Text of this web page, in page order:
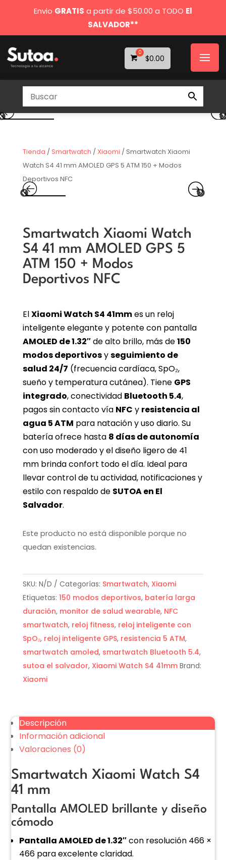
Envio GRATIS a partir de $50.00 a TODO El
SALVADOR**
$0.00
Tienda /Smartwatch /Xiaomi / Smartwatch Xiaomi
Watch S4 41 mm AMOLED GPS 5 ATM 150 + Modos
Deportivos NFC
Smartwatch Xiaomi Watch
S4 41 mm AMOLED GPS 5
ATM 150 + Modos
Deportivos NFC
ElXiaomi Watch S4 41mmes un reloj
inteligente elegante y potente con pantalla
AMOLED de 1.32″de alto brillo, más de150
modos deportivosyseguimiento de
salud 24/7 (frecuencia cardíaca, SpO₂,
sueño y temperatura cutánea). Tiene GPS
integrado, conectividad Bluetooth 5.4,
pagos sin contacto vía NFC y resistencia al
agua 5 ATM para natación y uso diario. Su
batería ofrece hasta 8 días de autonomía
con uso moderado y el diseño ligero de 41
mm brinda confort todo el día. Ideal para
llevar control de tu actividad, notificaciones y
estilo con respaldo de SUTOA en El
Salvador.
Este producto no está disponible porque no
quedan existencias.
SKU: N/D Categorías: Smartwatch, Xiaomi
Etiquetas: 150 modos deportivos, batería larga
duración, monitor de salud wearable, NFC
smartwatch, reloj fitness, reloj inteligente con
SpO₂, reloj inteligente GPS, resistencia 5 ATM,
smartwatch amoled, smartwatch Bluetooth 5.4,
sutoa el salvador, Xiaomi Watch S4 41mm Brand:
Xiaomi
Descripción
Información adicional
Valoraciones (0)
Smartwatch Xiaomi Watch S4
41 mm
Pantalla AMOLED brillante y diseño
cómodo
Pantalla AMOLED de 1.32″con resolución 466 ×
466 para excelente claridad.